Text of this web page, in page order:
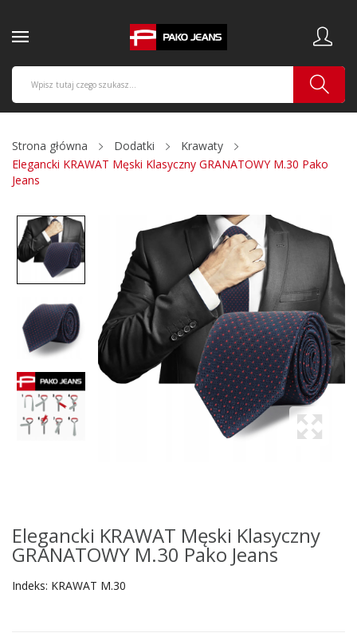
Strona główna Dodatki
Krawaty
Elegancki KRAWAT Męski Klasyczny GRANATOWY M.30 Pako
Jeans
Elegancki KRAWAT Męski Klasyczny
GRANATOWY M.30 Pako Jeans
Indeks: KRAWAT M.30